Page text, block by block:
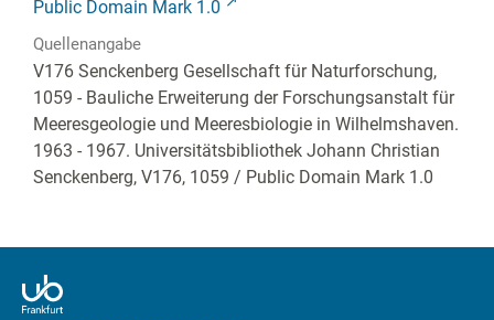
Public Domain Mark 1.0
Quellenangabe
V176 Senckenberg Gesellschaft für Naturforschung,
1059 - Bauliche Erweiterung der Forschungsanstalt für
Meeresgeologie und Meeresbiologie in Wilhelmshaven.
1963 - 1967. Universitätsbibliothek Johann Christian
Senckenberg, V176, 1059 / Public Domain Mark 1.0